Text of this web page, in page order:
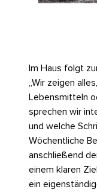
Im Haus folgt
„Wir zeigen
Lebensmitteln
sprechen wir
und welche
Wöchentliche
anschließend
einem klaren
ein